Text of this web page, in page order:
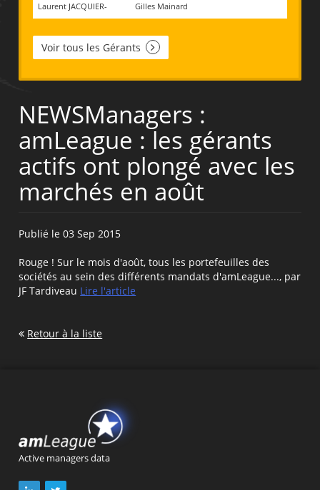
Laurent JACQUIER-
Gilles Mainard
Voir tous les Gérants
NEWSManagers :
amLeague : les gérants
actifs ont plongé avec les
marchés en août
Publié le 03 Sep 2015
Rouge ! Sur le mois d'août, tous les portefeuilles des
sociétés au sein des différents mandats d'amLeague..., par
JF Tardiveau Lire l'article
Retour à la liste
Active managers data